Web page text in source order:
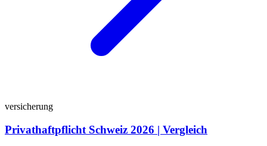
versicherung
Privathaftpflicht Schweiz 2026 | Vergleich